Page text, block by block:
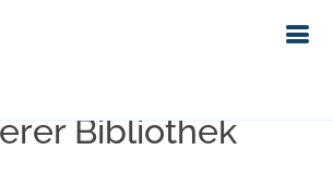
im Bestand
Bibliothek